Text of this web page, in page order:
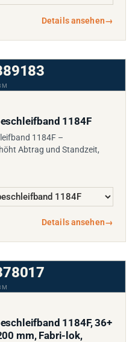
Details ansehen→
1184F
1184F –
Abtrag und Standzeit,
Details ansehen→
1184F, 36+
mm, Fabri-lok,